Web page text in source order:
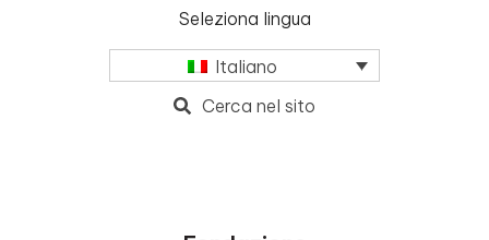
Seleziona lingua
Italiano
Cerca nel sito